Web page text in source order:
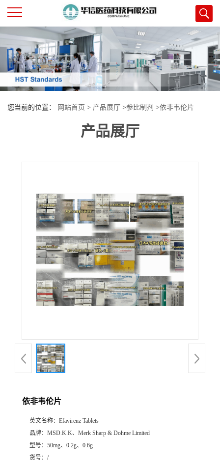
公
司
首
页
司
书
誉
您当前的位置： 网站首页 > 产品展厅 >参比制剂 >依非韦伦片
产品展厅
依非韦伦片
英文名称： Efavirenz Tablets
品牌： MSD.K.K、Merk Sharp & Dohme Limited
型号： 50mg、0.2g、0.6g
货号： /